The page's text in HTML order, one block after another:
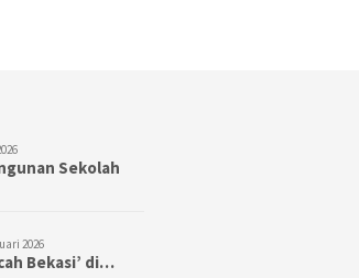
Sekolah
2026
Bekasi’ di…